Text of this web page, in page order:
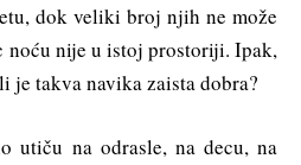
dok veliki broj njih ne može
noću nije u istoj prostoriji. Ipak,
je takva navika zaista dobra?
utiču na odrasle, na decu, na